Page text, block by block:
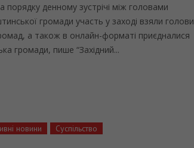
денному зустрічі між головами
громади участь у заході взяли голови
а також в онлайн-форматі приєдналися
громади, пише “Західний...
новини Суспільство